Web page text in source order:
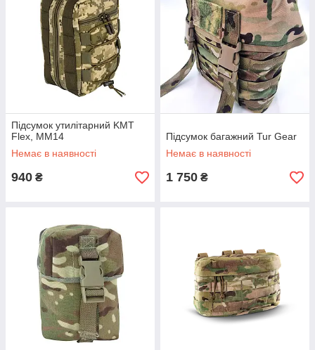
Підсумок утилітарний KMT
Flex, MM14
Немає в наявності
940 ₴
Підсумок багажний Tur Gear
Немає в наявності
1 750 ₴